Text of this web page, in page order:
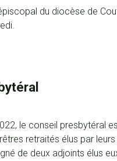
du diocèse de
le conseil presbytéral
retraités élus par
de deux adjoints élus